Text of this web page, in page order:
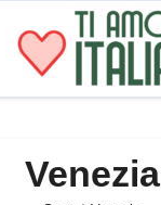
Venezia